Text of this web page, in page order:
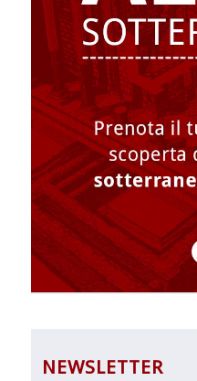
NEWSLETTER